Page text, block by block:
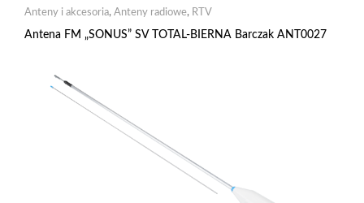
Anteny i akcesoria, Anteny radiowe, RTV
Antena FM „SONUS” SV TOTAL-BIERNA Barczak ANT0027